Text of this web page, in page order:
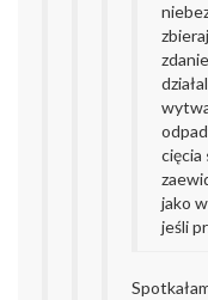
cięcia
jako
jeśli